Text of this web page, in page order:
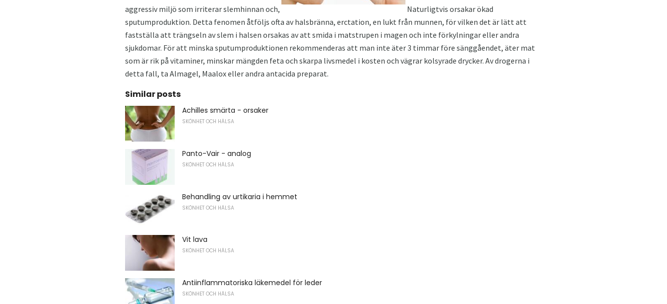
aggressiv miljö som irriterar slemhinnan och,
Naturligtvis orsakar ökad
sputumproduktion. Detta fenomen åtföljs ofta av halsbränna, erctation, en lukt från munnen, för vilken det är lätt att
fastställa att trängseln av slem i halsen orsakas av att smida i matstrupen i magen och inte förkylningar eller andra
sjukdomar. För att minska sputumproduktionen rekommenderas att man inte äter 3 timmar före sänggåendet, äter mat
som är rik på vitaminer, minskar mängden feta och skarpa livsmedel i kosten och vägrar kolsyrade drycker. Av drogerna i
detta fall, ta Almagel, Maalox eller andra antacida preparat.
Similar posts
Achilles smärta - orsaker
SKÖNHET OCH HÄLSA
Panto-Vair - analog
SKÖNHET OCH HÄLSA
Behandling av urtikaria i hemmet
SKÖNHET OCH HÄLSA
Vit lava
SKÖNHET OCH HÄLSA
Antiinflammatoriska läkemedel för leder
SKÖNHET OCH HÄLSA